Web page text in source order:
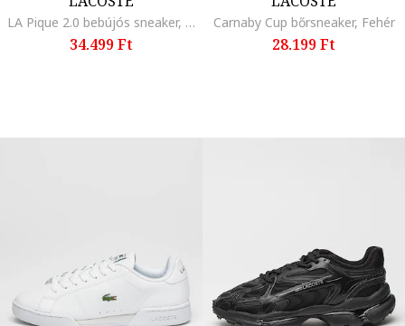
LA Pique 2.0 bebújós sneaker, Fehér
34.499 Ft
Carnaby Cup bőrsneaker, Fehér
28.199 Ft